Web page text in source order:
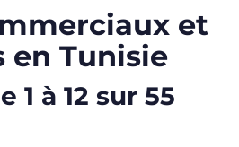
et
Tunisie
1 à 12 sur 55